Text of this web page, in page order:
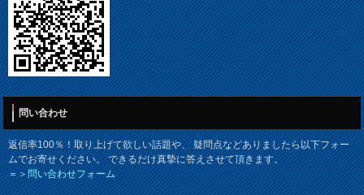
問い合わせ
返信率100％！取り上げて欲しい話題や、 疑問点などありましたら以下フォー
ムでお寄せください。 できるだけ真摯に答えさせて頂きます。
＝＞問い合わせフォーム